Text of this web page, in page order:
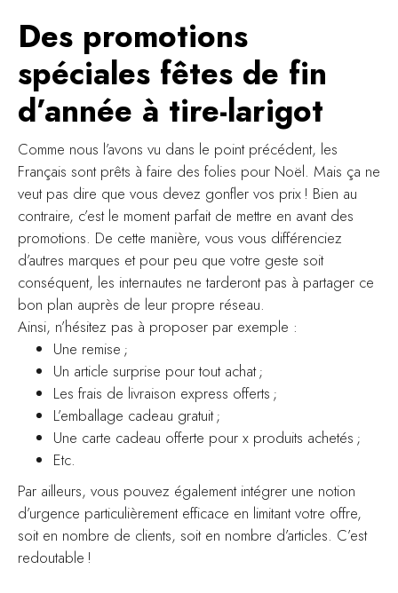
Des promotions
spéciales fêtes de fin
d’année à tire-larigot
Comme nous l’avons vu dans le point précédent, les
Français sont prêts à faire des folies pour Noël. Mais ça ne
veut pas dire que vous devez gonfler vos prix ! Bien au
contraire, c’est le moment parfait de mettre en avant des
promotions. De cette manière, vous vous différenciez
d’autres marques et pour peu que votre geste soit
conséquent, les internautes ne tarderont pas à partager ce
bon plan auprès de leur propre réseau.
Ainsi, n’hésitez pas à proposer par exemple :
Une remise ;
Un article surprise pour tout achat ;
Les frais de livraison express offerts ;
L’emballage cadeau gratuit ;
Une carte cadeau offerte pour x produits achetés ;
Etc.
Par ailleurs, vous pouvez également intégrer une notion
d’urgence particulièrement efficace en limitant votre offre,
soit en nombre de clients, soit en nombre d’articles. C’est
redoutable !